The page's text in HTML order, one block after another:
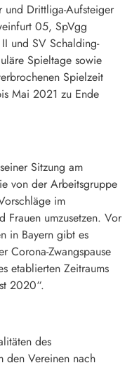
und Drittliga-Aufsteiger
05, SpVgg
und SV Schalding-
Spieltage sowie
Spielzeit
Mai 2021 zu Ende
Sitzung am
von der Arbeitsgruppe
im
Frauen umzusetzen. Vor
in Bayern gibt es
Corona-Zwangspause
etablierten Zeitraums
2020“.
des
den Vereinen nach